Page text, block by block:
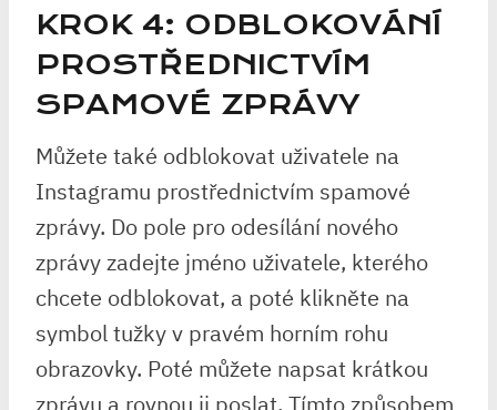
KROK 4: ODBLOKOVÁNÍ
PROSTŘEDNICTVÍM
SPAMOVÉ ZPRÁVY
Můžete také odblokovat uživatele na
Instagramu prostřednictvím spamové
zprávy. Do pole pro odesílání nového
zprávy zadejte jméno uživatele, kterého
chcete odblokovat, a poté klikněte na
symbol tužky v pravém horním rohu
obrazovky. Poté můžete napsat krátkou
zprávu a rovnou ji poslat. Tímto způsobem